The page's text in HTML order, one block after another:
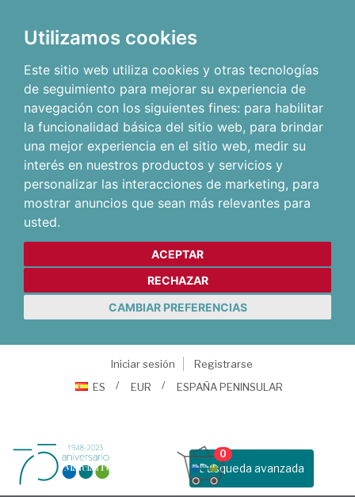
Utilizamos cookies
Este sitio web utiliza cookies y otras tecnologías
de seguimiento para mejorar su experiencia de
navegación con los siguientes fines: para habilitar
la funcionalidad básica del sitio web, para brindar
una mejor experiencia en el sitio web, medir su
interés en nuestros productos y servicios y
personalizar las interacciones de marketing, para
mostrar anuncios que sean más relevantes para
usted.
ACEPTAR
RECHAZAR
CAMBIAR PREFERENCIAS
Iniciar sesión
Registrarse
ES
EUR ESPAÑA PENINSULAR
Busqueda avanzada
0